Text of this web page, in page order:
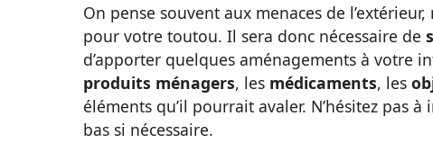
On pense souvent aux menaces de
pour votre toutou. Il sera donc nécessaire de
d’apporter quelques aménagements à votre
produits ménagers, les médicaments, les
éléments qu’il pourrait avaler. N’hésitez pas
bas si nécessaire.